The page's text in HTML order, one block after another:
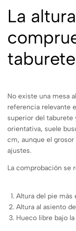
La
taburete
No existe una mesa
referencia relevante
superior del taburete
orientativa, suele
cm, aunque el
ajustes.
La comprobación se
Altura del pie más
Altura al asiento
Hueco libre bajo